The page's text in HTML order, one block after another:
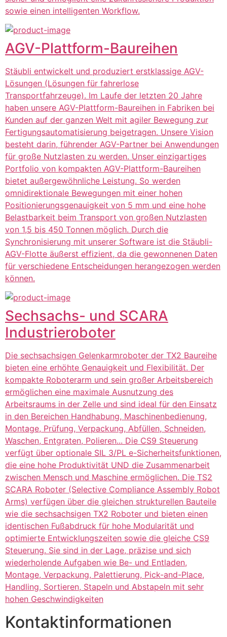
sowie einen intelligenten Workflow.
AGV-Plattform-Baureihen
Stäubli entwickelt und produziert erstklassige AGV-
Lösungen (Lösungen für fahrerlose
Transportfahrzeuge). Im Laufe der letzten 20 Jahre
haben unsere AGV-Plattform-Baureihen in Fabriken bei
Kunden auf der ganzen Welt mit agiler Bewegung zur
Fertigungsautomatisierung beigetragen. Unsere Vision
besteht darin, führender AGV-Partner bei Anwendungen
für große Nutzlasten zu werden. Unser einzigartiges
Portfolio von kompakten AGV-Plattform-Baureihen
bietet außergewöhnliche Leistung. So werden
omnidirektionale Bewegungen mit einer hohen
Positionierungsgenauigkeit von 5 mm und eine hohe
Belastbarkeit beim Transport von großen Nutzlasten
von 1,5 bis 450 Tonnen möglich. ​Durch die
Synchronisierung mit unserer Software ist die Stäubli-
AGV-Flotte äußerst effizient, da die gewonnenen Daten
für verschiedene Entscheidungen herangezogen werden
können.
Sechsachs- und SCARA
Industrieroboter
Die sechsachsigen Gelenkarmroboter der TX2 Baureihe
bieten eine erhöhte Genauigkeit und Flexibilität. Der
kompakte Roboterarm und sein großer Arbeitsbereich
ermöglichen eine maximale Ausnutzung des
Arbeitsraums in der Zelle und sind ideal für den Einsatz
in den Bereichen Handhabung, Maschinenbedienung,
Montage, Prüfung, Verpackung, Abfüllen, Schneiden,
Waschen, Entgraten, Polieren... Die CS9 Steuerung
verfügt über optionale SIL 3/PL e-Sicherheitsfunktionen,
die eine hohe Produktivität UND die Zusammenarbeit
zwischen Mensch und Maschine ermöglichen. Die TS2
SCARA Roboter (Selective Compliance Assembly Robot
Arms) verfügen über die gleichen strukturellen Bauteile
wie die sechsachsigen TX2 Roboter und bieten einen
identischen Fußabdruck für hohe Modularität und
optimierte Entwicklungszeiten sowie die gleiche CS9
Steuerung. Sie sind in der Lage, präzise und sich
wiederholende Aufgaben wie Be- und Entladen,
Montage, Verpackung, Palettierung, Pick-and-Place,
Handling, Sortieren, Stapeln und Abstapeln mit sehr
hohen Geschwindigkeiten
Kontaktinformationen